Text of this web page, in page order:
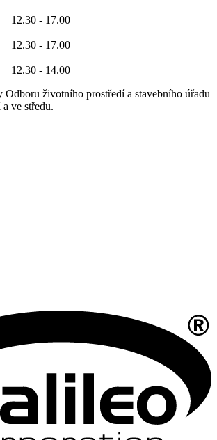
- 17.00
- 17.00
- 14.00
Odboru životního prostředí a stavebního úřadu
ve středu.